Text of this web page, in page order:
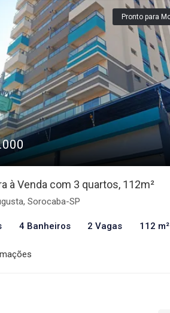
Pronto para
à Venda com 3 quartos, 112m²
Sorocaba-SP
4 Banheiros 2 Vagas 112 m²